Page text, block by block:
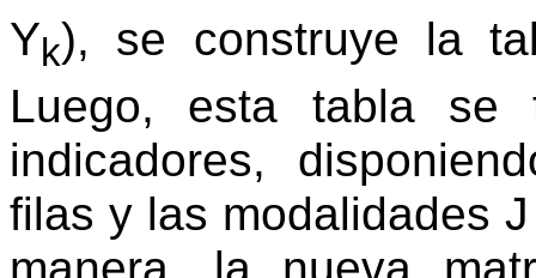
Yk), se construye la
Luego, esta tabla se
indicadores,
filas y las modalidades
manera, la nueva